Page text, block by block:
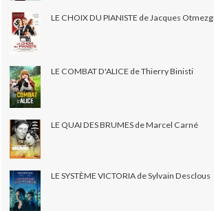
LE CHOIX DU PIANISTE de Jacques
LE COMBAT D'ALICE de Thierry Binisti
LE QUAI DES BRUMES de Marcel Carné
LE SYSTÈME VICTORIA de Sylvain Desclous